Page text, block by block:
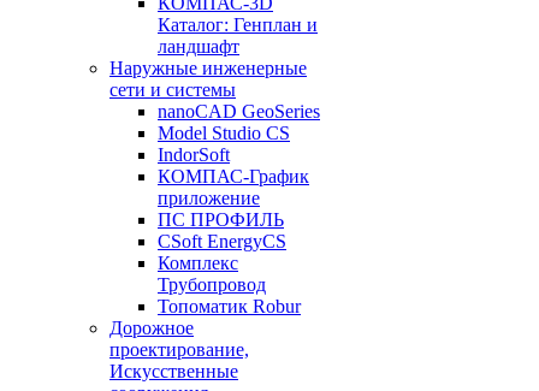
Каталог: Генплан и
ландшафт
Наружные инженерные
сети и системы
nanoCAD GeoSeries
Model Studio CS
IndorSoft
КОМПАС-График
приложение
ПС ПРОФИЛЬ
CSoft EnergyCS
Комплекс
Трубопровод
Топоматик Robur
Дорожное
проектирование,
Искусственные